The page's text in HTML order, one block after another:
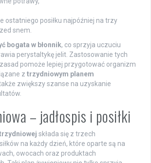
ostatniego posiłku najpóźniej na trzy
snem.
bogata w błonnik, co sprzyja uczuciu
perystaltykę jelit. Zastosowanie tych
pomoże lepiej przygotować organizm
z trzydniowym planem
zwiększy szanse na uzyskanie
– jadłospis i posiłki
składa się z trzech
na każdy dzień, które oparte są na
owocach oraz produktach